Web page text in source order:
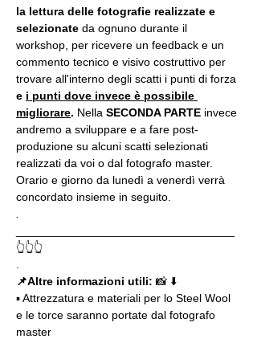
la lettura delle fotografie realizzate e
selezionate da ognuno durante il
workshop, per ricevere un feedback e un
commento tecnico e visivo costruttivo per
trovare all'interno degli scatti i punti di forza
e i punti dove invece è possibile
migliorare. Nella SECONDA PARTE invece
andremo a sviluppare e a fare post-
produzione su alcuni scatti selezionati
realizzati da voi o dal fotografo master.
Orario e giorno da lunedì a venerdì verrà
concordato insieme in seguito.
👆👆👆
📌Altre informazioni utili: 📸 ⬇️
▪️ Attrezzatura e materiali per lo Steel Wool
e le torce saranno portate dal fotografo
master